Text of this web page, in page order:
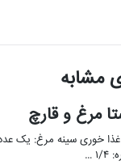
مشابه
کره: ۴ قاشق غذا خوری سینه مرغ: